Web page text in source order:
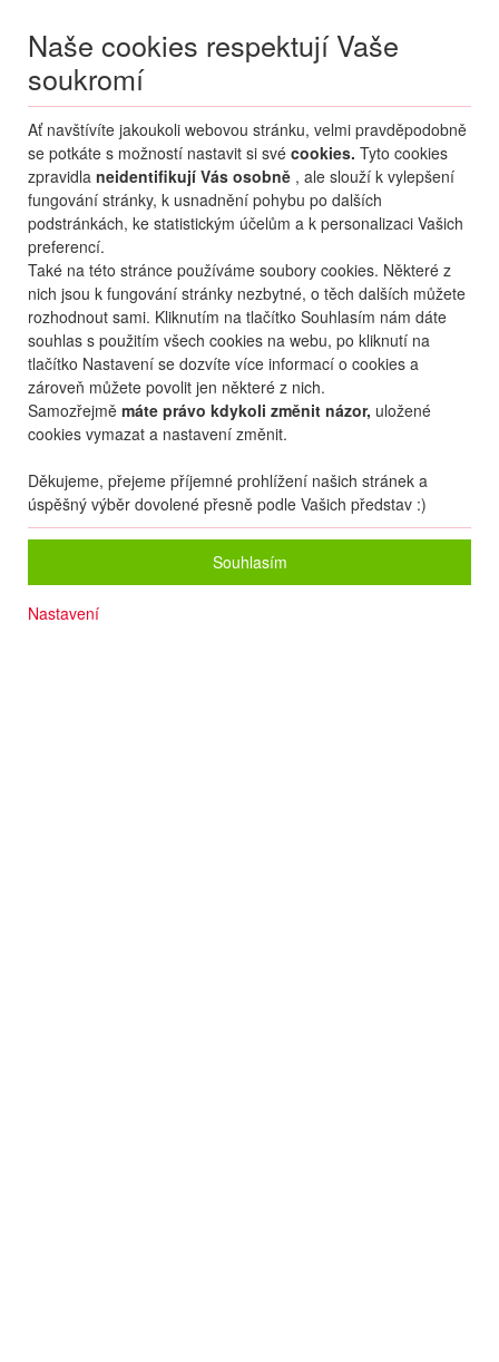
Naše cookies respektují Vaše
soukromí
Ať navštívíte jakoukoli webovou stránku, velmi pravděpodobně
se potkáte s možností nastavit si své cookies. Tyto cookies
zpravidla neidentifikují Vás osobně , ale slouží k vylepšení
fungování stránky, k usnadnění pohybu po dalších
podstránkách, ke statistickým účelům a k personalizaci Vašich
preferencí.
Také na této stránce používáme soubory cookies. Některé z
nich jsou k fungování stránky nezbytné, o těch dalších můžete
rozhodnout sami. Kliknutím na tlačítko Souhlasím nám dáte
souhlas s použitím všech cookies na webu, po kliknutí na
tlačítko Nastavení se dozvíte více informací o cookies a
zároveň můžete povolit jen některé z nich.
Samozřejmě máte právo kdykoli změnit názor, uložené
cookies vymazat a nastavení změnit.
Děkujeme, přejeme příjemné prohlížení našich stránek a
úspěšný výběr dovolené přesně podle Vašich představ :)
Souhlasím
Nastavení
Menu
MojePřihlášení
Destinace nerozhoduje
01.01.-31.12.•2 osoby
Od nejoblíbenějšího Od nejlevnějšího Od nejdražšího
Od nejbližšího termínu
Probíhá vyhledávání